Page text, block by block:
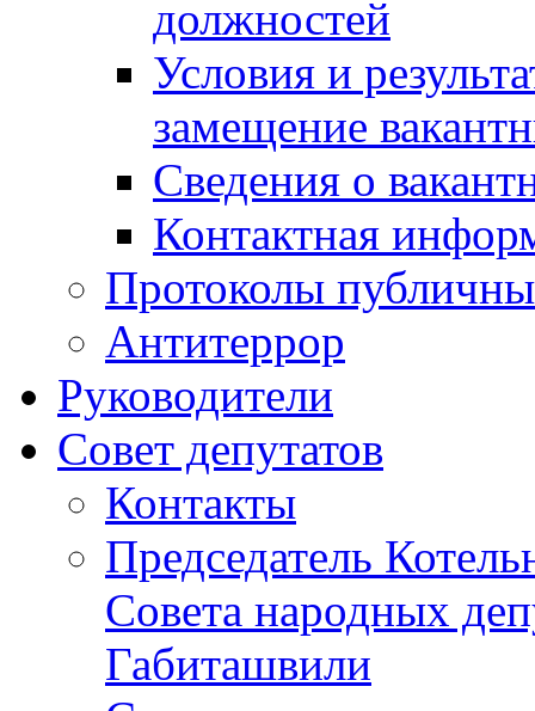
должностей
Условия и
замещение
Сведения о
Контактная
Протоколы
Антитеррор
Руководители
Совет депутатов
Контакты
Председатель
Совета народных
Габиташвили